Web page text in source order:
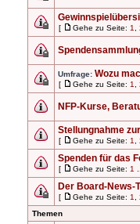
[ Gehe zu Seite: 1
Umfrage: Wozu
[ Gehe zu Seite: 1
NFP-Kurse,
Stellungnahme
[ Gehe zu Seite: 1
Spenden für das
[ Gehe zu Seite: 1
Der Board-News-
[ Gehe zu Seite: 1
Themen